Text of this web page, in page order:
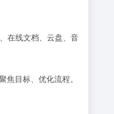
在线文档、云盘、音
目标、优化流程。